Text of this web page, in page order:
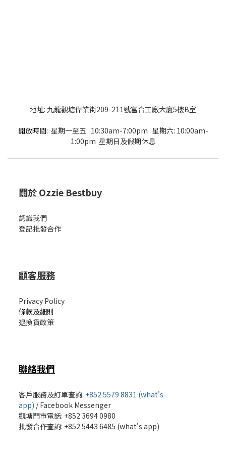
地址: 九龍觀塘偉業街209-211號富合工廠大廈5樓B室
開放時間: 星期一至五: 10:30am-7:00pm 星期六: 10:00am-
1:00pm 星期日及假期休息
關於 Ozzie Bestbuy
認識我們
登記批發合作
顧客服務
Privacy Policy
條款及細則
退換貨政策
聯絡我們
客戶服務及訂單查詢: +852 5579 8831 (what's
app) /Facebook Messenger
觀塘門市電話: +852 3694 0980
批發合作查詢: +852 5443 6485 (what's app)